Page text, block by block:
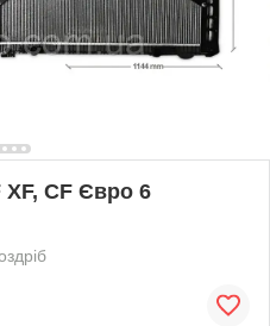
XF, CF Євро 6